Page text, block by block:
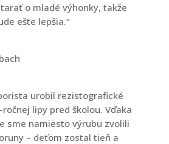
o mladé výhonky, takže
ešte lepšia.“
urobil rezistografické
lipy pred školou. Vďaka
sme namiesto výrubu zvolili
– deťom zostal tieň a